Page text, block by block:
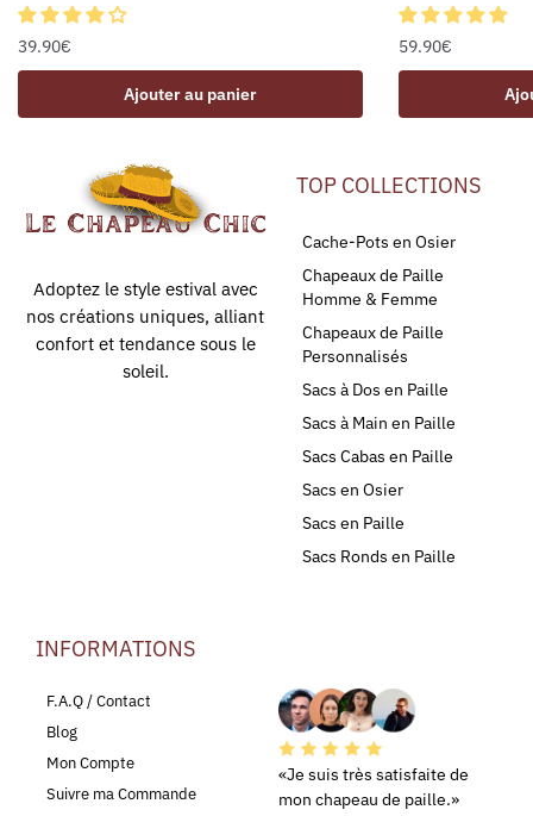
39.90€
Ajouter au panier
59.90€
Adoptez le style estival avec
nos créations uniques, alliant
confort et tendance sous le
soleil.
TOP COLLECTIONS
Cache-Pots en Osier
Chapeaux de Paille
Homme & Femme
Chapeaux de Paille
Personnalisés
Sacs à Dos en Paille
Sacs à Main en Paille
Sacs Cabas en Paille
Sacs en Osier
Sacs en Paille
Sacs Ronds en Paille
INFORMATIONS
F.A.Q / Contact
Blog
Mon Compte
Suivre ma Commande
«Je suis très satisfaite de
mon chapeau de paille.»